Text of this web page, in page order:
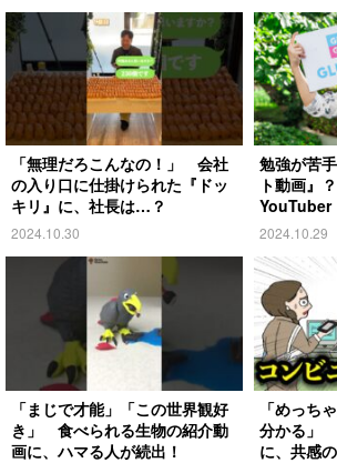
「無理だろこんなの！」 会社
の入り口に仕掛けられた『ドッ
キリ』に、社長は…？
2024.10.30
勉強が苦
ト動画』
YouTuber
略とは
2024.10.29
「まじで才能」「この世界観好
き」 食べられる生物の紹介動
画に、ハマる人が続出！
「めっち
分かる」
に、共感